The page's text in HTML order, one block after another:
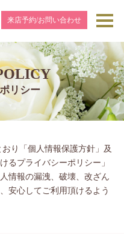
来店予約/お問い合わせ
リシー
り「個人情報保護方針」及
るプライバシーポリシー」
情報の漏洩、破壊、改ざん
安心してご利用頂けるよう